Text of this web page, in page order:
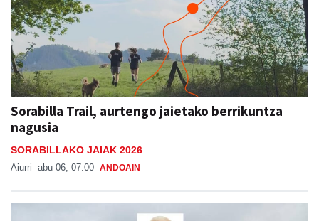
Sorabilla Trail, aurtengo jaietako berrikuntza
nagusia
SORABILLAKO JAIAK 2026
Aiurri abu 06, 07:00 ANDOAIN